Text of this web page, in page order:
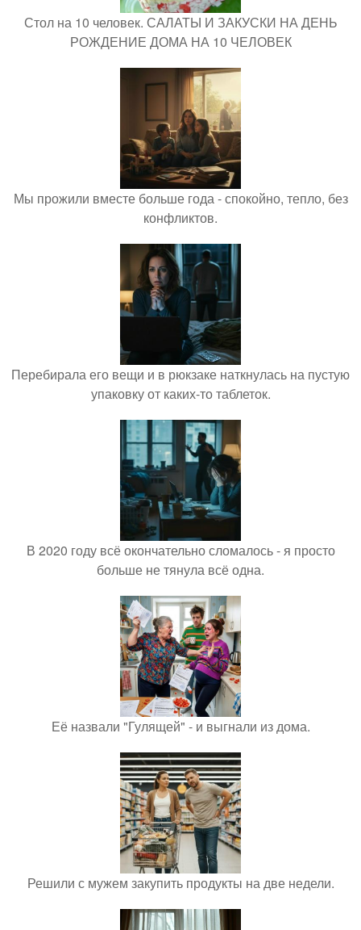
Стол на 10 человек. САЛАТЫ И ЗАКУСКИ НА ДЕНЬ
РОЖДЕНИЕ ДОМА НА 10 ЧЕЛОВЕК
Мы прожили вместе больше года - спокойно, тепло, без
конфликтов.
Перебирала его вещи и в рюкзаке наткнулась на пустую
упаковку от каких-то таблеток.
В 2020 году всё окончательно сломалось - я просто
больше не тянула всё одна.
Её назвали "Гулящей" - и выгнали из дома.
Решили с мужем закупить продукты на две недели.